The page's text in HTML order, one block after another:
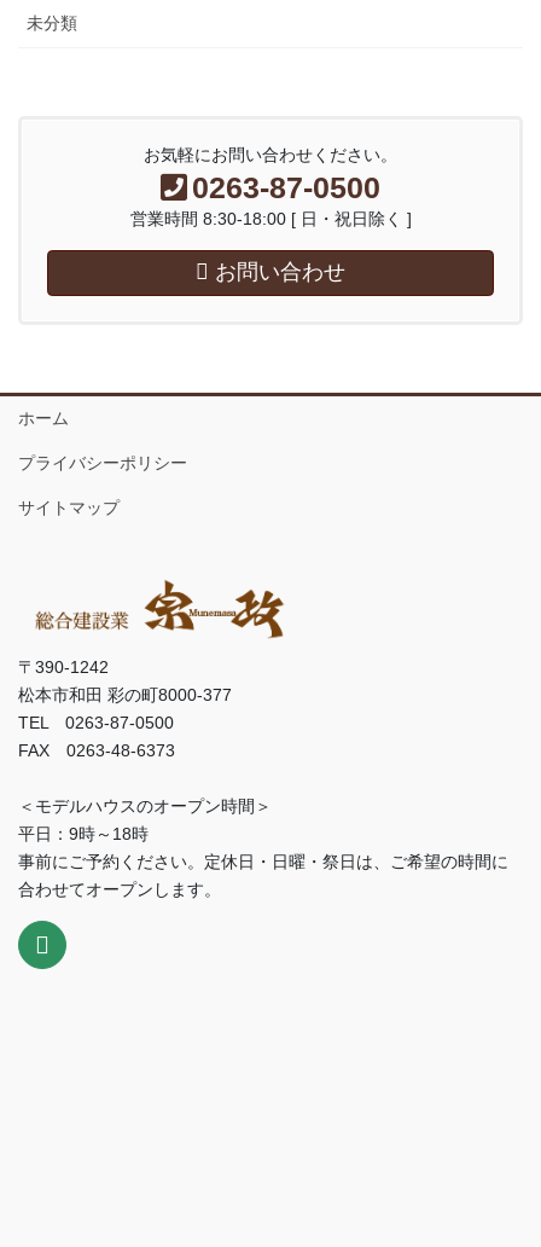
未分類
お気軽にお問い合わせください。
0263-87-0500
営業時間 8:30-18:00 [ 日・祝日除く ]
お問い合わせ
ホーム
プライバシーポリシー
サイトマップ
〒390-1242
松本市和田 彩の町8000-377
TEL 0263-87-0500
FAX 0263-48-6373
＜モデルハウスのオープン時間＞
平日：9時～18時
事前にご予約ください。定休日・日曜・祭日は、ご希望の時間に
合わせてオープンします。